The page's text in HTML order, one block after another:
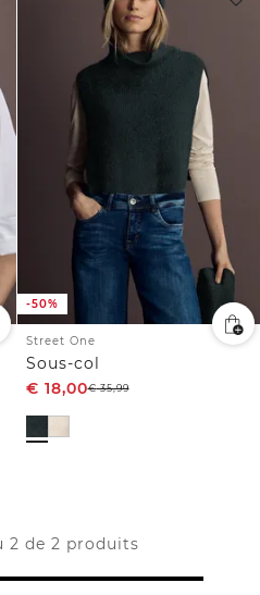
-50%
Street One
Sous-col
€ 18,00€35,99
2 de 2 produits